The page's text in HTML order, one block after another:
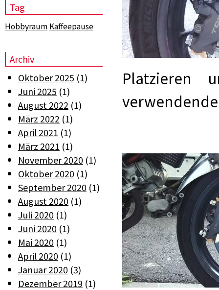
Platzieren
Tag
Hobbyraum Kaffeepause
Archiv
Oktober 2025 (1)
Juni 2025 (1)
August 2022 (1)
März 2022 (1)
April 2021 (1)
März 2021 (1)
November 2020 (1)
Oktober 2020 (1)
September 2020 (1)
August 2020 (1)
Juli 2020 (1)
Juni 2020 (1)
Mai 2020 (1)
April 2020 (1)
Januar 2020 (3)
Dezember 2019 (1)